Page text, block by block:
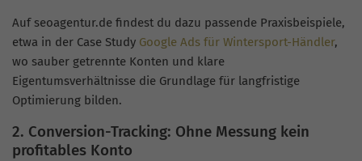
Auf seoagentur.de findest du dazu passende Praxisbeispiele,
etwa in der Case Study Google Ads für Wintersport-Händler,
wo sauber getrennte Konten und klare
Eigentumsverhältnisse die Grundlage für langfristige
Optimierung bilden.
2. Conversion-Tracking: Ohne Messung kein
profitables Konto